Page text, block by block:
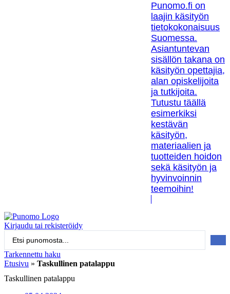
Punomo.fi on
laajin käsityön
tietokokonaisuus
Suomessa.
Asiantuntevan
sisällön takana on
käsityön opettajia,
alan opiskelijoita
ja tutkijoita.
Tutustu täällä
esimerkiksi
kestävän
käsityön,
materiaalien ja
tuotteiden hoidon
sekä käsityön ja
hyvinvoinnin
teemoihin!
Kirjaudu tai rekisteröidy
Tarkennettu haku
Etusivu » Taskullinen patalappu
Taskullinen patalappu